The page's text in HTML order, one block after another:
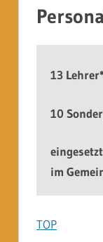
13
10
im
TOP